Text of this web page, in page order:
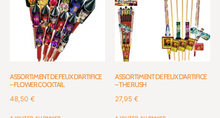
ASSORTIMENT DE FEUX D’ARTIFICE
– FLOWER COCKTAIL
48,50 €
ASSORTIMENT DE FEUX D’ARTIFICE
– THE RUSH
27,95 €